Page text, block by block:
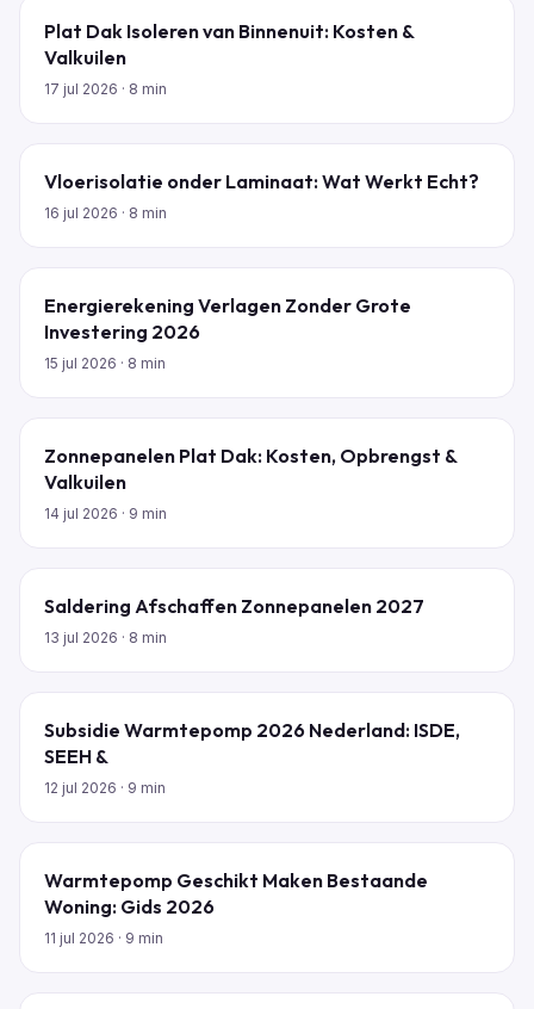
Plat Dak Isoleren van Binnenuit: Kosten &
Valkuilen
17 jul 2026 · 8 min
Vloerisolatie onder Laminaat: Wat Werkt Echt?
16 jul 2026 · 8 min
Energierekening Verlagen Zonder Grote
Investering 2026
15 jul 2026 · 8 min
Zonnepanelen Plat Dak: Kosten, Opbrengst &
Valkuilen
14 jul 2026 · 9 min
Saldering Afschaffen Zonnepanelen 2027
13 jul 2026 · 8 min
Subsidie Warmtepomp 2026 Nederland: ISDE,
SEEH &
12 jul 2026 · 9 min
Warmtepomp Geschikt Maken Bestaande
Woning: Gids 2026
11 jul 2026 · 9 min